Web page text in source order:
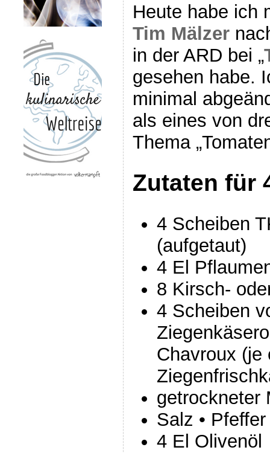
Heute habe ich
Tim Mälzer
in der ARD bei „
gesehen habe.
minimal
als eines von
Thema
Zutaten für
4 Scheiben
(aufgetaut)
4 El
8 Kirsch-
4 Scheiben
Chavroux (je
getrockneter
Salz • Pfeffer
4 El Olivenöl